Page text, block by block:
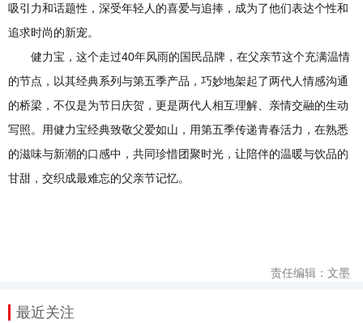
吸引力和话题性，深受年轻人的喜爱与追捧，成为了他们表达个性和
追求时尚的新宠。
健力宝，这个走过40年风雨的国民品牌，在父亲节这个充满温情
的节点，以其经典系列与第五季产品，巧妙地架起了两代人情感沟通
的桥梁，不仅是为节日庆贺，更是两代人相互理解、亲情交融的生动
写照。用健力宝经典致敬父爱如山，用第五季传递青春活力，在熟悉
的滋味与新潮的口感中，共同珍惜团聚时光，让陪伴的温暖与饮品的
甘甜，交织成最难忘的父亲节记忆。
责任编辑：文墨
最近关注